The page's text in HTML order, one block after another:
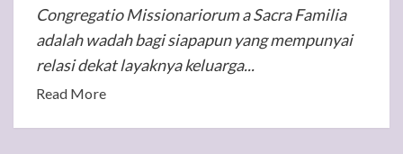
Congregatio Missionariorum a Sacra Familia
adalah wadah bagi siapapun yang mempunyai
relasi dekat layaknya keluarga...
Read More